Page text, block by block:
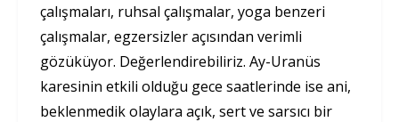
çalışmaları, ruhsal çalışmalar, yoga benzeri
çalışmalar, egzersizler açısından verimli
gözüküyor. Değerlendirebiliriz. Ay-Uranüs
karesinin etkili olduğu gece saatlerinde ise ani,
beklenmedik olaylara açık, sert ve sarsıcı bir